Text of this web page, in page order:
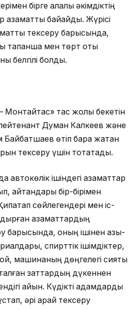
бірге қалалық әкімдіктің
азаматты байқайды. Жүрісі
тексеру барысында,
тапанша мен төрт оқты
белгілі болды.
тас жолы бекетін
лейтенант Думан Калкеев және
Байбатшаев өтіп бара жатқан
тексеру үшін тоқтатады.
автокөлік ішіндегі азаматтар
айтқандары бір-бірімен
сөйлегендері мен іс-
азаматтардың
барысында, оның ішінен азық-
спирттік ішімдіктер,
машинаның дөңгелегі сияқты
заттардың дүкеннен
айқын. Күдікті адамдарды
әрі қарай тексеру